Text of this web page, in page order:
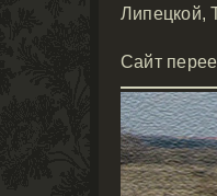
Липецкой,
Cайт